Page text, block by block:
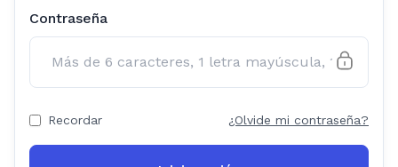
Contraseña
Recordar ¿Olvide mi contraseña?